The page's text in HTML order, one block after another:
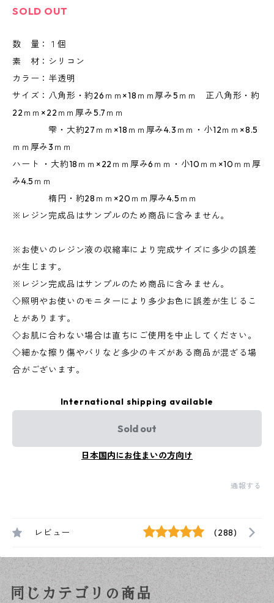
SOLD OUT
数 量：１個
素 材：シリコン
カラー：半透明
サイズ：八角形・約26ｍｍ×18ｍｍ厚み5ｍｍ 正八角形・約
22ｍｍ×22ｍｍ厚み5.7ｍｍ
雫・大約27ｍｍ×18ｍｍ厚み4.3ｍｍ・小12ｍｍ×8.5
ｍｍ厚み3ｍｍ
ハート ・大約18ｍｍ×22ｍｍ厚み6ｍｍ・小10ｍｍ×10ｍｍ厚
み4.5ｍｍ
楕円・約28ｍｍ×20ｍｍ厚み4.5ｍｍ
※レジン完成品はサンプルのため商品に含みません。
※お使いのレジン液の収縮率により完成サイズに多少の誤差
が生じます。
※レジン完成品はサンプルのため商品に含みません。
◇照明やお使いのモニターにより多少お色に誤差が生じるこ
とがあります。
◇お肌に合わない場合は直ちにご使用を中止してください。
◇細かな擦り傷やバリなど多少のキズがある商品が混ざる場
合がございます。
International shipping available
Sold out
日本国内にお住まいの方向け
通報する
レビュー (288)
同じカテゴリの商品